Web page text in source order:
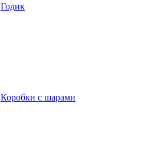
Годик
Коробки с шарами